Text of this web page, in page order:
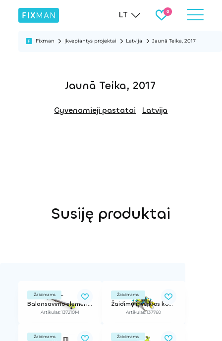
LT
Fixman Įkvepiantys projektai Latvija Jaunā Teika, 2017
Jaunā Teika, 2017
Gyvenamieji pastatai Latvija
Susiję produktai
Žaidimams
Balansavimo elementas
Artikulas: 137210M
Žaidimams
Žaidimų ir veiklos kompleksas
Artikulas: 137760
Žaidimams Žaidimams